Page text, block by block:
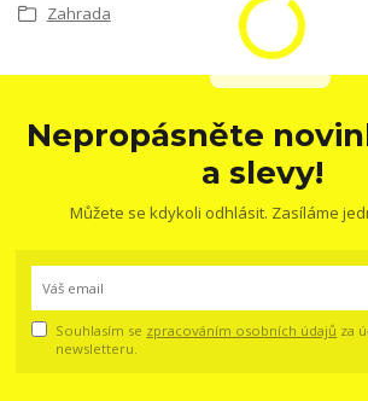
Zahrada
Nepropásněte
a slevy!
Můžete se kdykoli odhlásit. Zasíláme
Souhlasím se zpracováním osobních údajů za
newsletteru.